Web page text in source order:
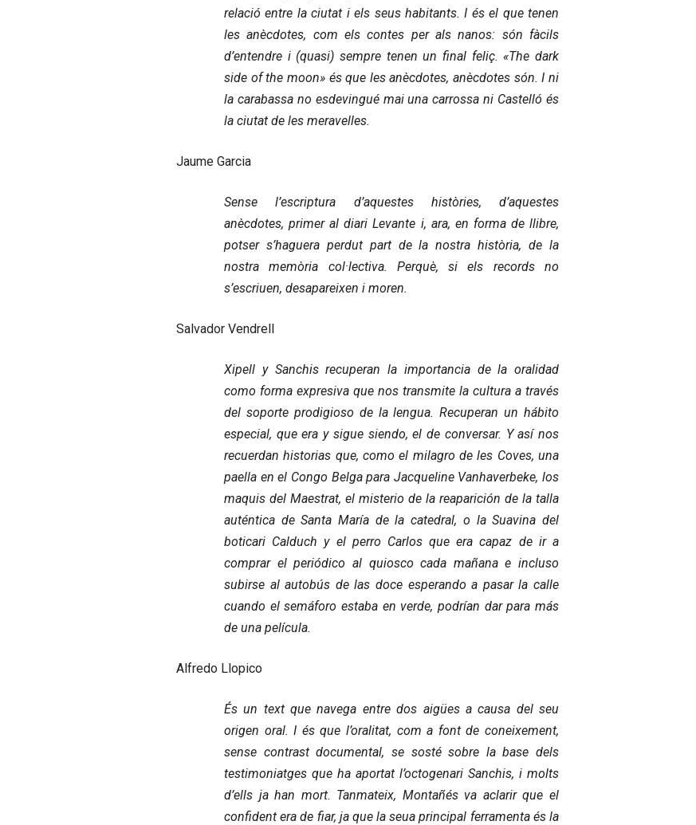
relació entre la ciutat i els seus habitants. I és el que tenen
les anècdotes, com els contes per als nanos: són fàcils
d’entendre i (quasi) sempre tenen un final feliç. «The dark
side of the moon» és que les anècdotes, anècdotes són. I ni
la carabassa no esdevingué mai una carrossa ni Castelló és
la ciutat de les meravelles.
Jaume Garcia
Sense l’escriptura d’aquestes històries, d’aquestes
anècdotes, primer al diari Levante i, ara, en forma de llibre,
potser s’haguera perdut part de la nostra història, de la
nostra memòria col·lectiva. Perquè, si els records no
s’escriuen, desapareixen i moren.
Salvador Vendrell
Xipell y Sanchis recuperan la importancia de la oralidad
como forma expresiva que nos transmite la cultura a través
del soporte prodigioso de la lengua. Recuperan un hábito
especial, que era y sigue siendo, el de conversar. Y así nos
recuerdan historias que, como el milagro de les Coves, una
paella en el Congo Belga para Jacqueline Vanhaverbeke, los
maquis del Maestrat, el misterio de la reaparición de la talla
auténtica de Santa María de la catedral, o la Suavina del
boticari Calduch y el perro Carlos que era capaz de ir a
comprar el periódico al quiosco cada mañana e incluso
subirse al autobús de las doce esperando a pasar la calle
cuando el semáforo estaba en verde, podrían dar para más
de una película.
Alfredo Llopico
És un text que navega entre dos aigües a causa del seu
origen oral. I és que l’oralitat, com a font de coneixement,
sense contrast documental, se sosté sobre la base dels
testimoniatges que ha aportat l’octogenari Sanchis, i molts
d’ells ja han mort. Tanmateix, Montañés va aclarir que el
confident era de fiar, ja que la seua principal ferramenta és la